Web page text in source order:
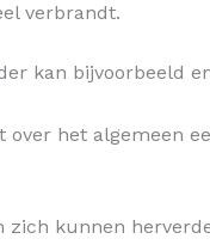
verbrandt.
kan bijvoorbeeld
over het algemeen
zich kunnen